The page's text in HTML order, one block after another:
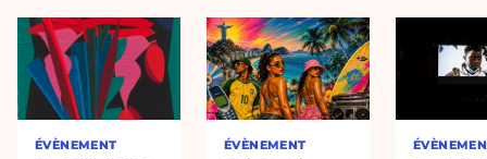
ÉVÈNEMENT ÉVÈNEMENT